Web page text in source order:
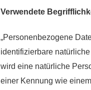
Verwendete
„Personenbezogene
identifizierbare
wird eine natürliche
einer Kennung wie